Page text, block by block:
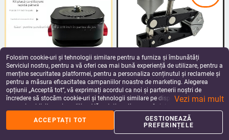
Placă de eliberare rapidă pentru
DSLR și kit bază pentru cap de
trepied Arca-Swiss, 38 mm
98.62Lei
add_shopping_cart
Clamă robustă tip crab pentru
DSLR, cu suport fix
215.97Lei
add_shopping_cart
Folosim cookie-uri și tehnologii similare pentru a furniza și îmbunătăți
Serviciul nostru, pentru a vă oferi cea mai bună experiență de utilizare, pentru a
menține securitatea platformei, pentru a personaliza conținutul și reclamele și
pentru a măsura eficacitatea campaniilor noastre de marketing. Alegerea
opțiunii „Acceptă tot”, vă exprimați acordul ca noi și partenerii noștri de
încredere să stocăm cookie-uri și tehnologii similare pe dispozitivul dvs. în
scopuri publicitare și analitice. Vă puteți gestiona preferințele în orice moment
făcând clic pe „Gestionează preferințele”. Pentru mai multe informații, vă
rugăm să consultațiPolitica noastră de confidențialitate.
Vezi mai mult
ACCEPTAȚI TOT
GESTIONEAZĂ
PREFERINȚELE